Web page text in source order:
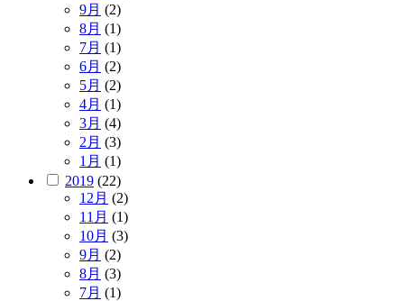
9月 (2)
8月 (1)
7月 (1)
6月 (2)
5月 (2)
4月 (1)
3月 (4)
2月 (3)
1月 (1)
2019 (22)
12月 (2)
11月 (1)
10月 (3)
9月 (2)
8月 (3)
7月 (1)